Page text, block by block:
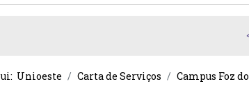
Unioeste Carta de Serviços Campus Foz